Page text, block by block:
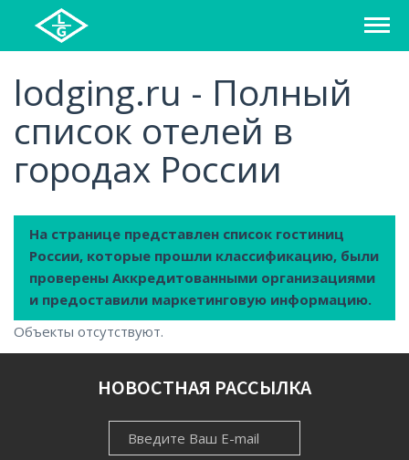
СПИСОК ОТЕЛЕЙ
РЕГИОНЫ
О ПРОЕКТЕ
БЛОГ
FAQ
КАРТА
КОНТАКТЫ
ENG
lodging.ru - Полный
список отелей в
городах России
На странице представлен список гостиниц
России, которые прошли классификацию, были
проверены Аккредитованными организациями
и предоставили маркетинговую информацию.
Объекты отсутствуют.
НОВОСТНАЯ РАССЫЛКА